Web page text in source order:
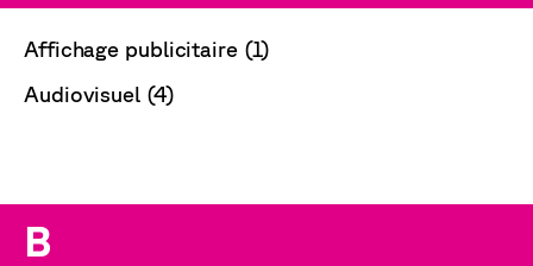
Affichage publicitaire (1)
Audiovisuel (4)
B